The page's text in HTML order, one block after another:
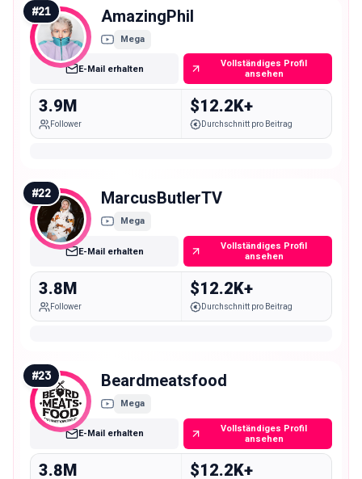
#21 AmazingPhil
Mega
E-Mail erhalten
Vollständiges Profil
ansehen
3.9M
Follower
$12.2K+
Durchschnitt pro Beitrag
#22 MarcusButlerTV
Mega
E-Mail erhalten
Vollständiges Profil
ansehen
3.8M
Follower
$12.2K+
Durchschnitt pro Beitrag
#23 Beardmeatsfood
Mega
E-Mail erhalten
Vollständiges Profil
ansehen
3.8M $12.2K+